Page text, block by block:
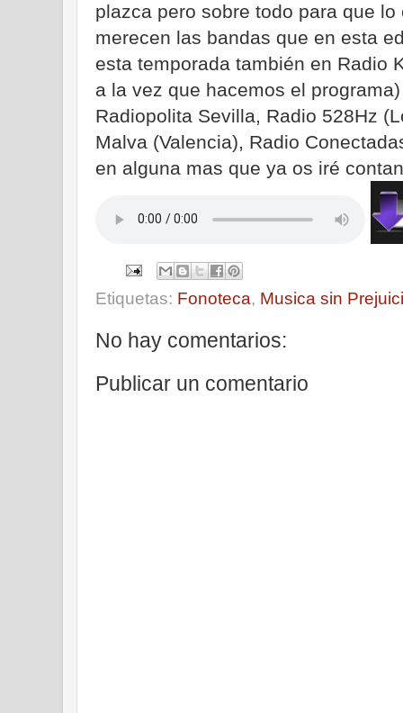
plazca pero sobre todo para que
merecen las bandas que en esta
esta temporada también en Radio
a la vez que hacemos el
Radiopolita Sevilla, Radio 528Hz
Malva (Valencia), Radio
en alguna mas que ya os iré
Etiquetas: Fonoteca, Musica sin
No hay comentarios:
Publicar un comentario